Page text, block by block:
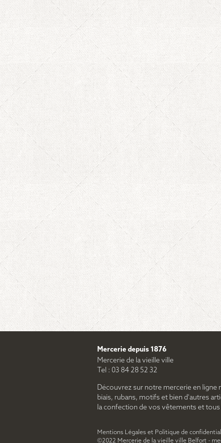
Mercerie depuis 1876
Mercerie de la vieille ville
Tel : 03 84 28 52 32
Découvrez sur notre mercerie en ligne
biais, rubans, motifs et bien d'autres
la confection de vos vêtements et tous
Mentions Légales et Politique de
©2022 Mercerie de la vieille ville Belfort -